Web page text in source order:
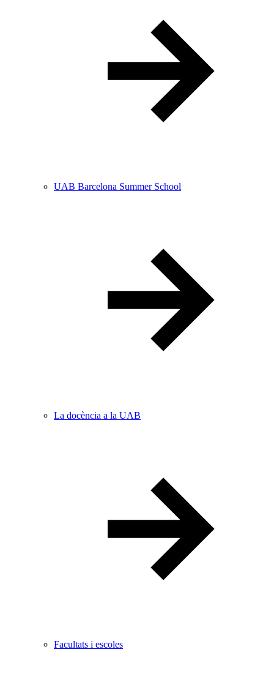
UAB Barcelona Summer School
La docència a la UAB
Facultats i escoles